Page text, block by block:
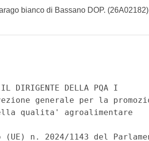
bianco di Bassano DOP. (26A02182)